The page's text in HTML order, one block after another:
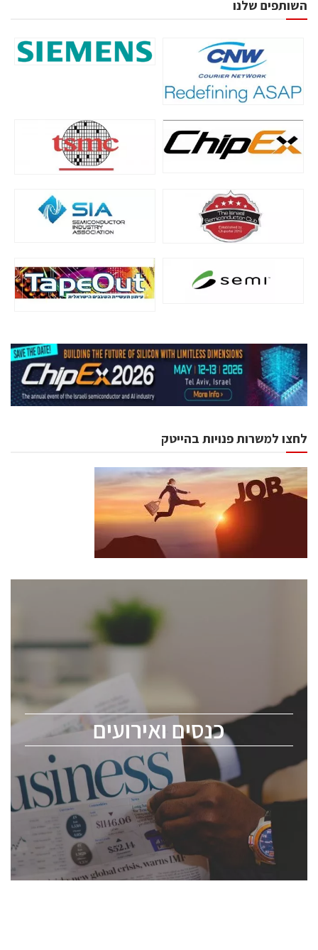
השותפים שלנו
לחצו למשרות פנויות בהייטק
כנסים ואירועים
כנסים ואירועים
לכל העוסקים בתעשיית הסמיקונדקטור כולל מהנדסים,
ChipEx2026 will be held on May 12-13, 2026. The
conference is intended for everyone involved in the
semiconductor industry, including engineers,
professional experts, and senior executives.
לחץ לפרטים